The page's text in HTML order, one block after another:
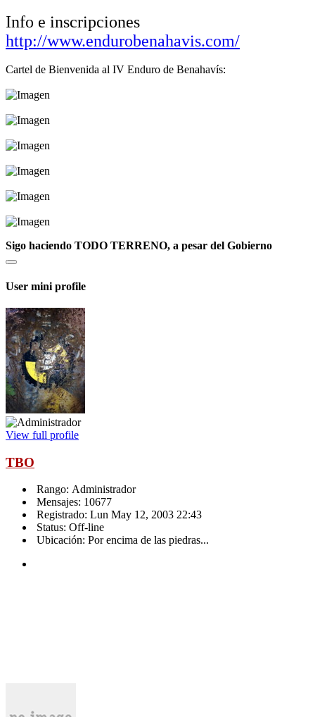
Info e inscripciones
http://www.endurobenahavis.com/
Cartel de Bienvenida al IV Enduro de Benahavís:
Sigo haciendo TODO TERRENO, a pesar del Gobierno
User mini profile
View full profile
TBO
Rango: Administrador
Mensajes: 10677
Registrado: Lun May 12, 2003 22:43
Status: Off-line
Ubicación: Por encima de las piedras...